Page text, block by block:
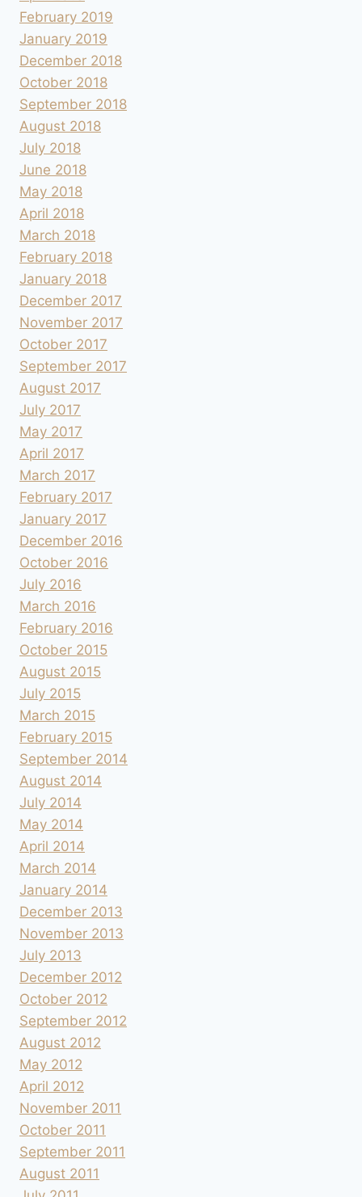
February 2019
January 2019
December 2018
October 2018
September 2018
August 2018
July 2018
June 2018
May 2018
April 2018
March 2018
February 2018
January 2018
December 2017
November 2017
October 2017
September 2017
August 2017
July 2017
May 2017
April 2017
March 2017
February 2017
January 2017
December 2016
October 2016
July 2016
March 2016
February 2016
October 2015
August 2015
July 2015
March 2015
February 2015
September 2014
August 2014
July 2014
May 2014
April 2014
March 2014
January 2014
December 2013
November 2013
July 2013
December 2012
October 2012
September 2012
August 2012
May 2012
April 2012
November 2011
October 2011
September 2011
August 2011